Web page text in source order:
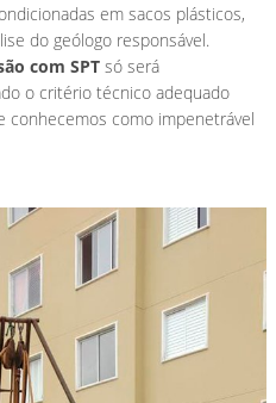
em sacos plásticos,
do geólogo responsável.
com SPT só será
o critério técnico adequado
conhecemos como impenetrável